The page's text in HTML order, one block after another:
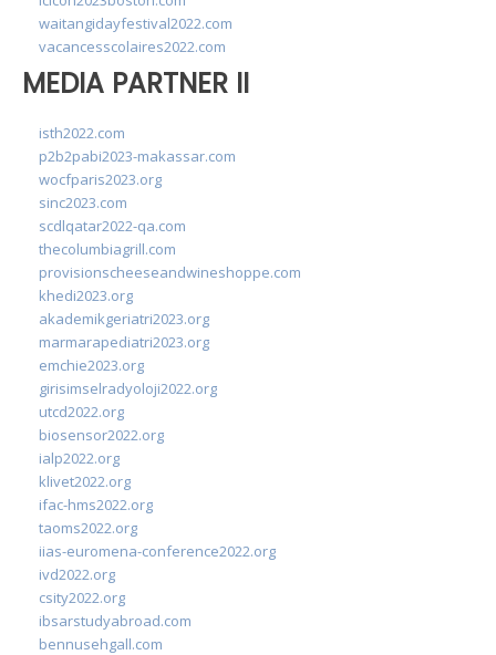
waitangidayfestival2022.com
vacancesscolaires2022.com
MEDIA PARTNER II
isth2022.com
p2b2pabi2023-makassar.com
wocfparis2023.org
sinc2023.com
scdlqatar2022-qa.com
thecolumbiagrill.com
provisionscheeseandwineshoppe.com
khedi2023.org
akademikgeriatri2023.org
marmarapediatri2023.org
emchie2023.org
girisimselradyoloji2022.org
utcd2022.org
biosensor2022.org
ialp2022.org
klivet2022.org
ifac-hms2022.org
taoms2022.org
iias-euromena-conference2022.org
ivd2022.org
csity2022.org
ibsarstudyabroad.com
bennusehgall.com